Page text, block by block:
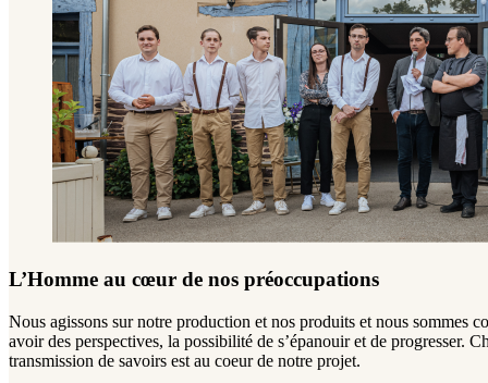
L’Homme au cœur de nos préoccupations
Nous agissons sur notre production et nos produits et nous sommes
avoir des perspectives, la possibilité de s’épanouir et de progresser.
transmission de savoirs est au coeur de notre projet.